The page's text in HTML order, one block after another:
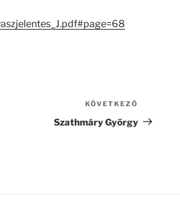
bejegyzés
KÖVETKEZŐ
Szathmáry György